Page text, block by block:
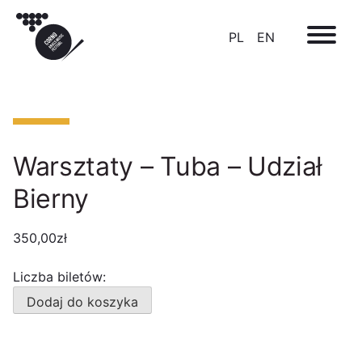
PL EN
Warsztaty – Tuba – Udział
Bierny
350,00zł
Liczba biletów:
ilość
Warsztaty
Dodaj do koszyka